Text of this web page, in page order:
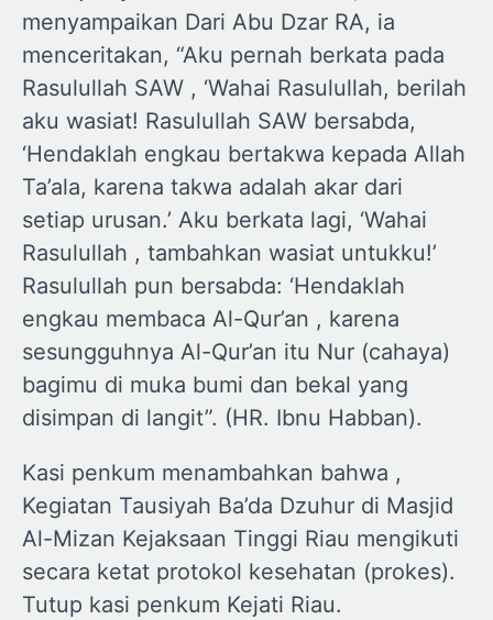
menyampaikan Dari Abu Dzar RA, ia
menceritakan, “Aku pernah berkata pada
Rasulullah SAW , ‘Wahai Rasulullah, berilah
aku wasiat! Rasulullah SAW bersabda,
‘Hendaklah engkau bertakwa kepada Allah
Ta’ala, karena takwa adalah akar dari
setiap urusan.’ Aku berkata lagi, ‘Wahai
Rasulullah , tambahkan wasiat untukku!’
Rasulullah pun bersabda: ‘Hendaklah
engkau membaca Al-Qur’an , karena
sesungguhnya Al-Qur’an itu Nur (cahaya)
bagimu di muka bumi dan bekal yang
disimpan di langit”. (HR. Ibnu Habban).
Kasi penkum menambahkan bahwa ,
Kegiatan Tausiyah Ba’da Dzuhur di Masjid
Al-Mizan Kejaksaan Tinggi Riau mengikuti
secara ketat protokol kesehatan (prokes).
Tutup kasi penkum Kejati Riau.